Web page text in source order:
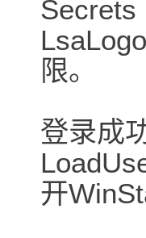
Secrets
限。
登录成
开